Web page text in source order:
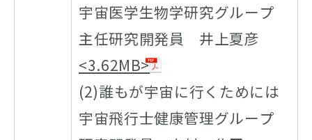
宇宙医学生物学研究グループ
主任研究開発員 井上夏彦
<3.62MB>
(2)誰もが宇宙に行くためには
宇宙飛行士健康管理グループ